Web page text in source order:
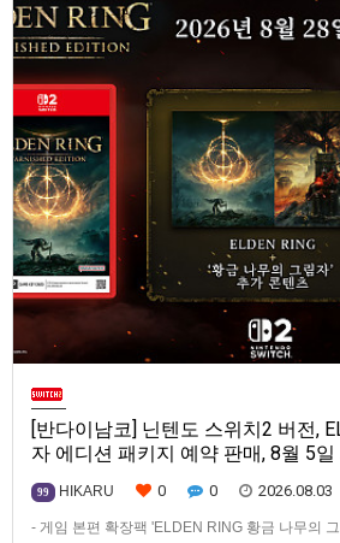
[반다이남코] 닌텐도 스위치2 버전,
자 에디션 패키지 예약 판매, 8월 5일
99 HIKARU 0 0 2026.08.03
- 게임 본편 확장팩 'ELDEN RING 황금 나무의